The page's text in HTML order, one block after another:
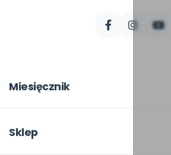
Miesięcznik
W numerze
Sklep